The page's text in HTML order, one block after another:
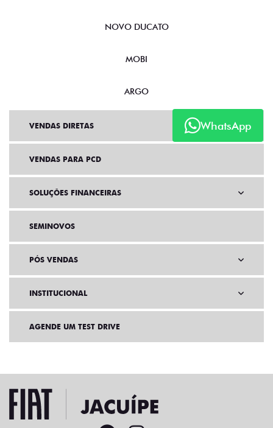
WhatsApp
NOVO DUCATO
MOBI
ARGO
VENDAS DIRETAS
VENDAS PARA PCD
SOLUÇÕES FINANCEIRAS
SEMINOVOS
PÓS VENDAS
INSTITUCIONAL
AGENDE UM TEST DRIVE